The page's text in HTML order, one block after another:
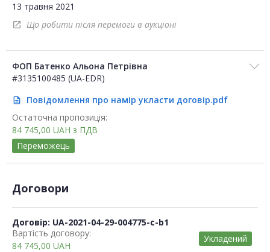
13 травня 2021
open_in_new Що робити після перемоги в аукціоні
ФОП Батенко Альона Петрівна
#3135100485 (UA-EDR)
description
Повідомлення про намір укласти договір.pdf
Остаточна пропозиція:
84 745,00 UAH з ПДВ
Переможець
Договори
Договір: UA-2021-04-29-004775-c-b1
Вартість договору:
84 745,00 UAH
Укладений